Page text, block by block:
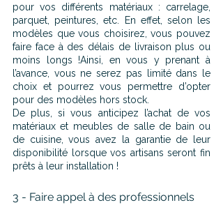
pour vos différents matériaux : carrelage,
parquet, peintures, etc. En effet, selon les
modèles que vous choisirez, vous pouvez
faire face à des délais de livraison plus ou
moins longs !Ainsi, en vous y prenant à
l’avance, vous ne serez pas limité dans le
choix et pourrez vous permettre d’opter
pour des modèles hors stock.
De plus, si vous anticipez l’achat de vos
matériaux et meubles de salle de bain ou
de cuisine, vous avez la garantie de leur
disponibilité lorsque vos artisans seront fin
prêts à leur installation !
3 - Faire appel à des professionnels